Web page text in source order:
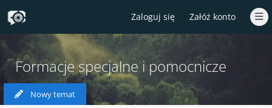
Zaloguj się Załóż konto
Formacje specjalne i pomocnicze
Nowy temat